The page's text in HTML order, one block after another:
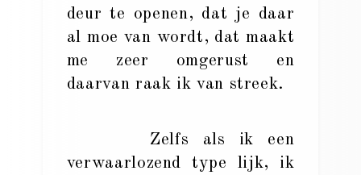
deur te openen, dat je daar
al moe van wordt, dat maakt
me zeer omgerust en
daarvan raak ik van streek.
Zelfs als ik een
verwaarlozend type lijk, ik